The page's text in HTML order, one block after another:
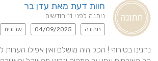
חוות דעת מאת עדן בר
ניתנה לפני 11 חודשים
חתונה 04/09/2025 שרונית